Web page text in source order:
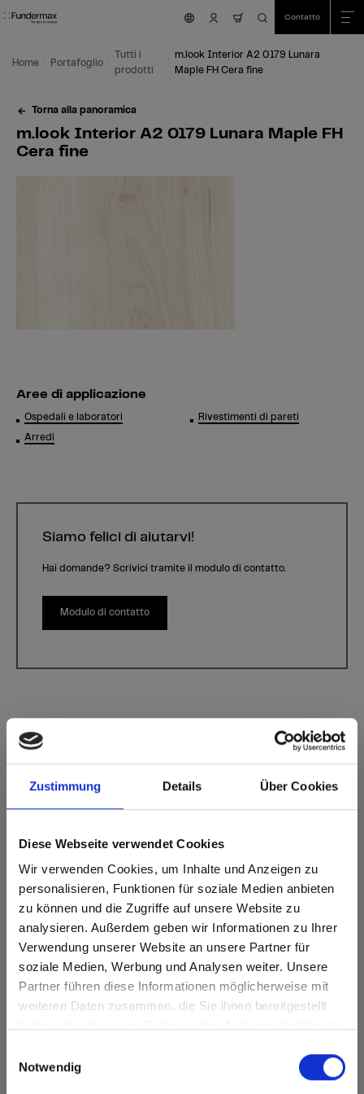
Zustimmung Details Über Cookies
Diese Webseite verwendet Cookies
Wir verwenden Cookies, um Inhalte und Anzeigen zu
personalisieren, Funktionen für soziale Medien anbieten
zu können und die Zugriffe auf unsere Website zu
analysieren. Außerdem geben wir Informationen zu Ihrer
Verwendung unserer Website an unsere Partner für
soziale Medien, Werbung und Analysen weiter. Unsere
Partner führen diese Informationen möglicherweise mit
weiteren Daten zusammen, die Sie ihnen bereitgestellt
Notwendig
Are you based in the Stati Uniti?
Go to the Fundermax North America website directly from
Vai al contenuto principale
Vai all'indice
Vai al menu principale
nav.cart.item.count
Contatto
Home Portafoglio
Tutti i
prodotti
m.look Interior A2 0179 Lunara
Maple FH Cera fine
Torna alla panoramica
m.look Interior A2 0179 Lunara Maple FH
Cera fine
Aree di applicazione
Ospedali e laboratori
Arredi
Rivestimenti di pareti
Siamo felici di aiutarvi!
Hai domande? Scrivici tramite il modulo di contatto.
Modulo di contatto
m.look Interior A2 0179 Lunara Maple FH
Caratteristiche del prodotto
Durabile Facile da pulire
Resistente agli urti Resistente ai graffi
Resistente ai solventi